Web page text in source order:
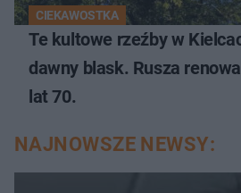
CIEKAWOSTKA
Te kultowe rzeźby w
dawny blask. Rusza
lat 70.
NAJNOWSZE NEWSY: